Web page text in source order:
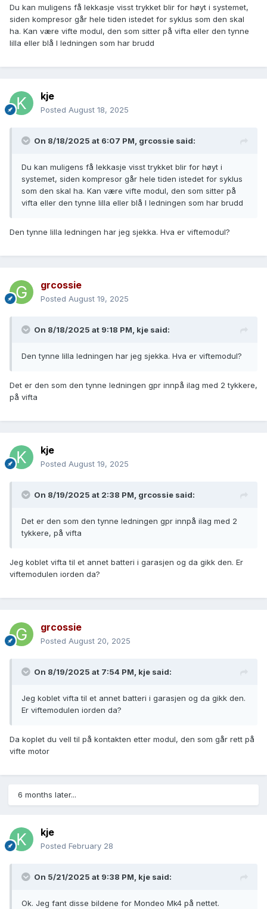
Du kan muligens få lekkasje visst trykket blir for høyt i systemet,
siden kompresor går hele tiden istedet for syklus som den skal
ha. Kan være vifte modul, den som sitter på vifta eller den tynne
lilla eller blå l ledningen som har brudd
kje
Posted August 18, 2025
On 8/18/2025 at 6:07 PM, grcossie said:
Du kan muligens få lekkasje visst trykket blir for høyt i
systemet, siden kompresor går hele tiden istedet for syklus
som den skal ha. Kan være vifte modul, den som sitter på
vifta eller den tynne lilla eller blå l ledningen som har brudd
Den tynne lilla ledningen har jeg sjekka. Hva er viftemodul?
grcossie
Posted August 19, 2025
On 8/18/2025 at 9:18 PM, kje said:
Den tynne lilla ledningen har jeg sjekka. Hva er viftemodul?
Det er den som den tynne ledningen gpr innpå ilag med 2 tykkere,
på vifta
kje
Posted August 19, 2025
On 8/19/2025 at 2:38 PM, grcossie said:
Det er den som den tynne ledningen gpr innpå ilag med 2
tykkere, på vifta
Jeg koblet vifta til et annet batteri i garasjen og da gikk den. Er
viftemodulen iorden da?
grcossie
Posted August 20, 2025
On 8/19/2025 at 7:54 PM, kje said:
Jeg koblet vifta til et annet batteri i garasjen og da gikk den.
Er viftemodulen iorden da?
Da koplet du vell til på kontakten etter modul, den som går rett på
vifte motor
6 months later...
kje
Posted February 28
On 5/21/2025 at 9:38 PM, kje said:
Ok. Jeg fant disse bildene for Mondeo Mk4 på nettet.